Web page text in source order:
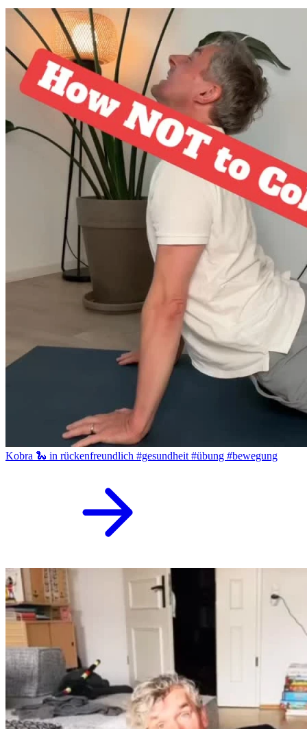
Kobra 🐍 in rückenfreundlich #gesundheit #übung #bewegung